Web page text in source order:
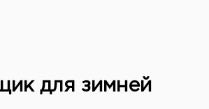
для зимней